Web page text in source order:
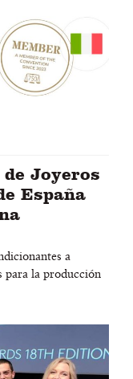
Joyeros
España
a
para la producción